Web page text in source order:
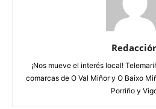
¡Nos mueve el interés local!
comarcas de O Val Miñor y O Baixo
Porriño y